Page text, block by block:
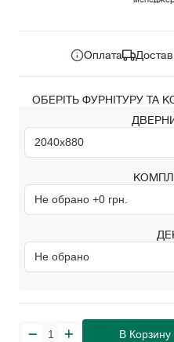
Оплата
ОБЕРІТЬ ФУРНІТУРУ ТА
В Корзину